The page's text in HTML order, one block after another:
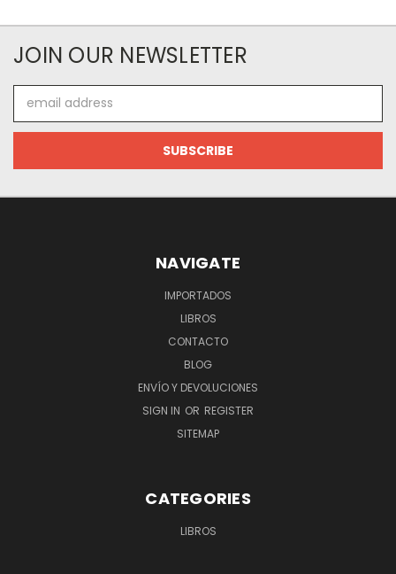
JOIN OUR NEWSLETTER
Address
NAVIGATE
IMPORTADOS
LIBROS
CONTACTO
BLOG
ENVÍO Y DEVOLUCIONES
SIGN IN OR REGISTER
SITEMAP
CATEGORIES
LIBROS